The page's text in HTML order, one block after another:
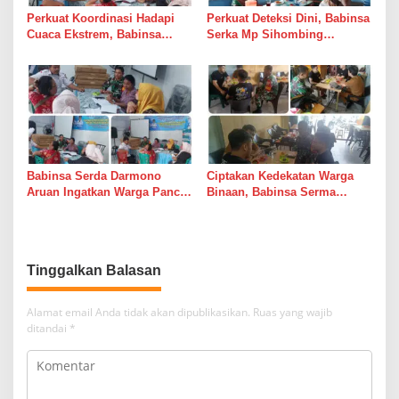
Perkuat Koordinasi Hadapi
Cuaca Ekstrem, Babinsa
Perangkat Desa Siapkan
Langkah Mitigasi
Perkuat Deteksi Dini, Babinsa
Serka Mp Sihombing
Warung Kopi Deli Tua Barat
Babinsa Serda Darmono
Aruan Ingatkan Warga Pancur
Ciptakan Kedekatan Warga
Binaan, Babinsa Serma
Tinggalkan Balasan
Alamat email Anda tidak akan dipublikasikan. Ruas yang wajib
ditandai *